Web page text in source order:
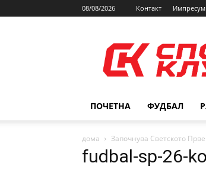
08/08/2026 Контакт Импресум
ПОЧЕТНА ФУДБАЛ
дома Започнува Светското
fudbal-sp-26-